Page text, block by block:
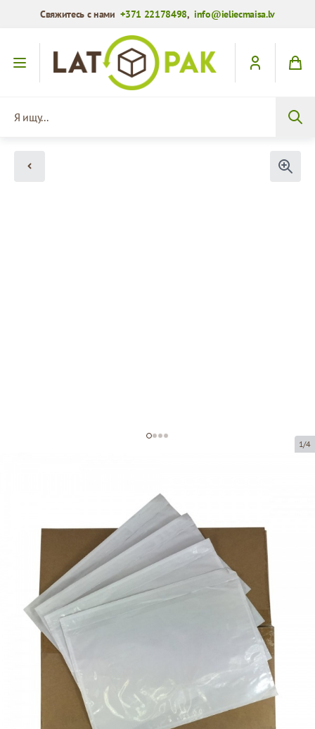
Свяжитесь с нами+371 22178498,info@ieliecmaisa.lv
Перейти к содержимому
1/4
Самоклеящиеся конверты
Размер:
110 x 160 mm
Tовар можно получить в пункте выдачи.
Цена за 1 000 штук
35,09 €
1 000+ шт.